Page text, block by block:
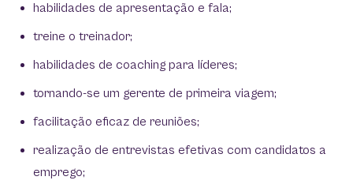
habilidades de apresentação e fala;
treine o treinador;
habilidades de coaching para líderes;
tornando-se um gerente de primeira viagem;
facilitação eficaz de reuniões;
realização de entrevistas efetivas com candidatos a
emprego;